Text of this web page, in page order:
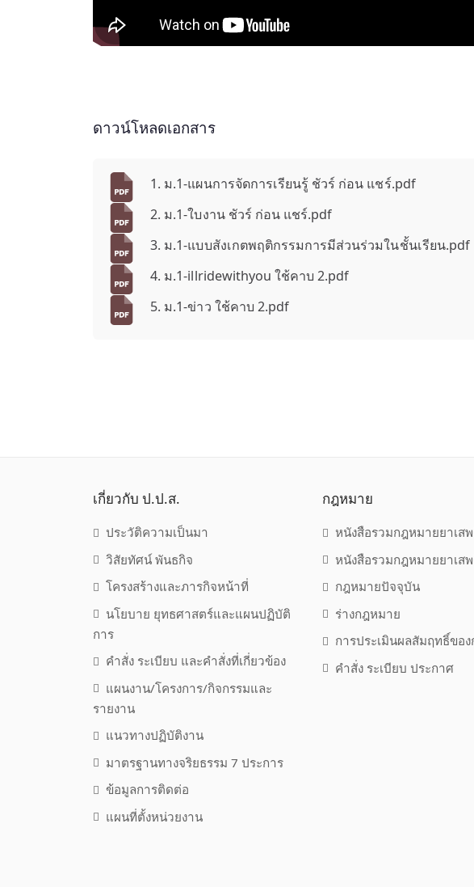
ดาวน์โหลดเอกสาร
1. ม.1-แผนการจัดการเรียนรู้ ชัวร์ ก่อน แชร์.pdf
2. ม.1-ใบงาน ชัวร์ ก่อน แชร์.pdf
3. ม.1-แบบสังเกตพฤติกรรมการมีส่วนร่วมในชั้นเรียน.pdf
4. ม.1-illridewithyou ใช้คาบ 2.pdf
5. ม.1-ข่าว ใช้คาบ 2.pdf
เกี่ยวกับ ป.ป.ส.
ประวัติความเป็นมา
วิสัยทัศน์ พันธกิจ
โครงสร้างและภารกิจหน้าที่
นโยบาย ยุทธศาสตร์และแผนปฏิบัติ
การ
คำสั่ง ระเบียบ และคำสั่งที่เกี่ยวข้อง
แผนงาน/โครงการ/กิจกรรมและ
รายงาน
แนวทางปฏิบัติงาน
มาตรฐานทางจริยธรรม 7 ประการ
ข้อมูลการติดต่อ
แผนที่ตั้งหน่วยงาน
กฎหมาย
หนังสือรวมกฎหมายยาเส
หนังสือรวมกฎหมายยาเส
กฎหมายปัจจุบัน
ร่างกฎหมาย
การประเมินผลสัมฤทธิ์ขอ
คำสั่ง ระเบียบ ประกาศ